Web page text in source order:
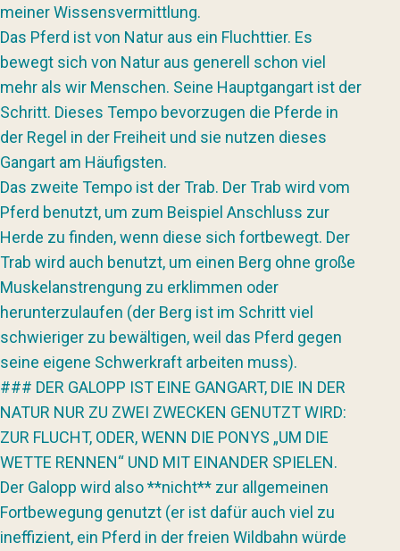
meiner Wissensvermittlung.
Das Pferd ist von Natur aus ein Fluchttier. Es
bewegt sich von Natur aus generell schon viel
mehr als wir Menschen. Seine Hauptgangart ist der
Schritt. Dieses Tempo bevorzugen die Pferde in
der Regel in der Freiheit und sie nutzen dieses
Gangart am Häufigsten.
Das zweite Tempo ist der Trab. Der Trab wird vom
Pferd benutzt, um zum Beispiel Anschluss zur
Herde zu finden, wenn diese sich fortbewegt. Der
Trab wird auch benutzt, um einen Berg ohne große
Muskelanstrengung zu erklimmen oder
herunterzulaufen (der Berg ist im Schritt viel
schwieriger zu bewältigen, weil das Pferd gegen
seine eigene Schwerkraft arbeiten muss).
### DER GALOPP IST EINE GANGART, DIE IN DER
NATUR NUR ZU ZWEI ZWECKEN GENUTZT WIRD:
ZUR FLUCHT, ODER, WENN DIE PONYS „UM DIE
WETTE RENNEN“ UND MIT EINANDER SPIELEN.
Der Galopp wird also **nicht** zur allgemeinen
Fortbewegung genutzt (er ist dafür auch viel zu
ineffizient, ein Pferd in der freien Wildbahn würde